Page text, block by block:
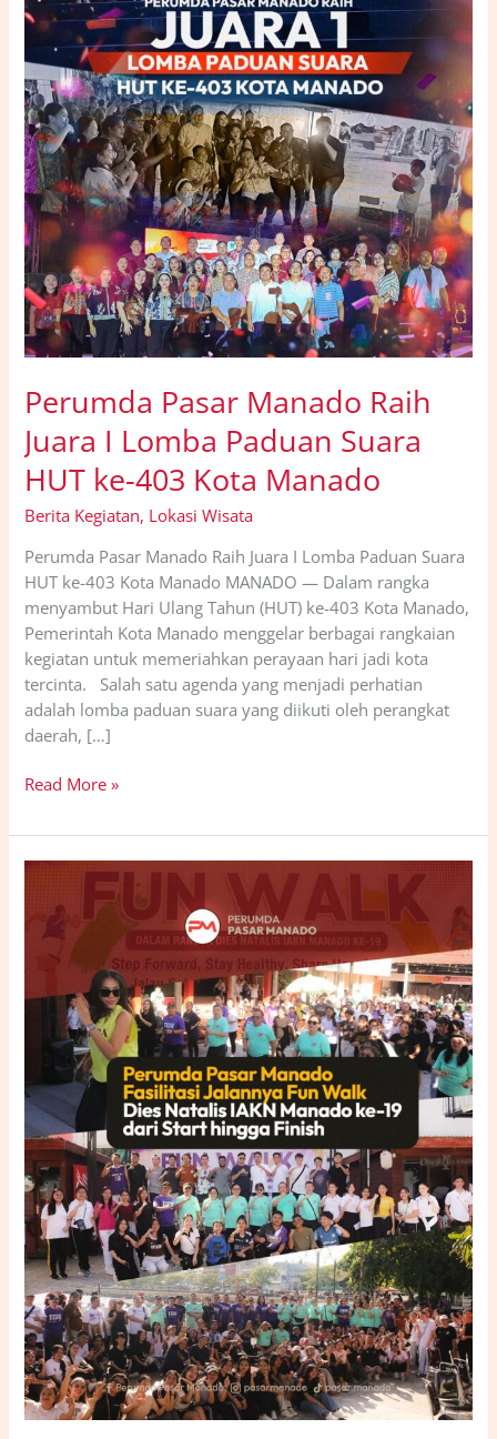
Perumda Pasar Manado Raih
Juara I Lomba Paduan Suara
HUT ke-403 Kota Manado
Berita Kegiatan, Lokasi Wisata
Perumda Pasar Manado Raih Juara I Lomba Paduan Suara
HUT ke-403 Kota Manado MANADO — Dalam rangka
menyambut Hari Ulang Tahun (HUT) ke-403 Kota Manado,
Pemerintah Kota Manado menggelar berbagai rangkaian
kegiatan untuk memeriahkan perayaan hari jadi kota
tercinta. Salah satu agenda yang menjadi perhatian
adalah lomba paduan suara yang diikuti oleh perangkat
daerah, […]
Suara
HUT
ke-
403
Kota
Manado
Read More »
Perumda
Manado
Fasilitasi
Jalannya
Fun
Dies
Natalis
IAKN
Manado
ke-
19
dari
Start
hingga
Finish